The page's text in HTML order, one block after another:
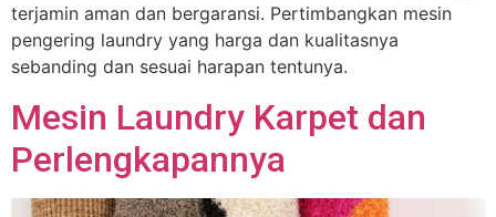
terjamin aman dan bergaransi. Pertimbangkan mesin
pengering laundry yang harga dan kualitasnya
sebanding dan sesuai harapan tentunya.
Mesin Laundry Karpet dan
Perlengkapannya